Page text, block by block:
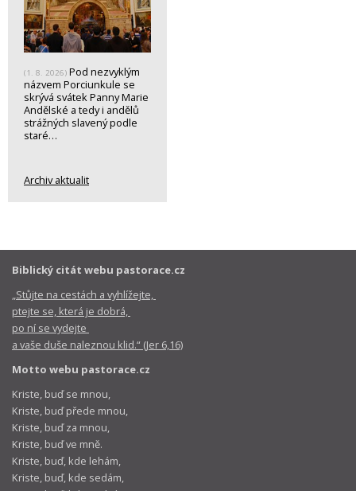
(1. 8. 2026) Pod nezvyklým
názvem Porciunkule se
skrývá svátek Panny Marie
Andělské a tedy i andělů
strážných slavený podle
staré…
Archiv aktualit
Biblický citát webu pastorace.cz
„Stůjte na cestách a vyhlížejte,
ptejte se, která je dobrá,
po ní se vydejte
a vaše duše naleznou klid.“ (Jer 6,16)
Motto webu pastorace.cz
Kriste, buď se mnou,
Kriste, buď přede mnou,
Kriste, buď za mnou,
Kriste, buď ve mně.
Kriste, buď, kde lehám,
Kriste, buď, kde sedám,